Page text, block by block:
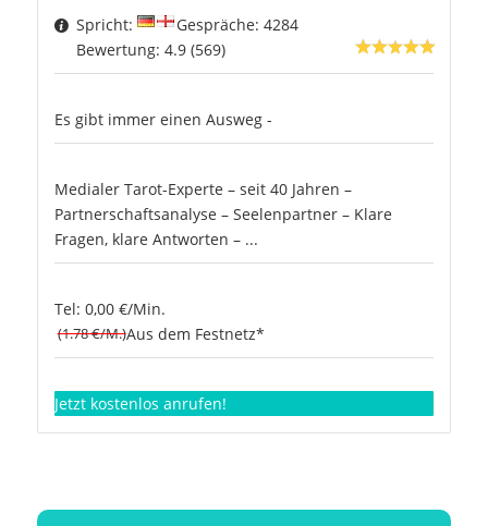
Spricht:
Gespräche: 4284
Bewertung: 4.9 (569)
Es gibt immer einen Ausweg -
Medialer Tarot-Experte – seit 40 Jahren –
Partnerschaftsanalyse – Seelenpartner – Klare
Fragen, klare Antworten – ...
Tel: 0,00 €/Min.
(1.78 €/M.)Aus dem Festnetz*
Jetzt kostenlos anrufen!